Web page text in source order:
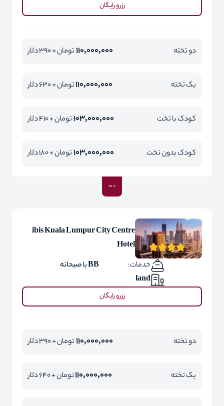
رزرو رایگان
دو تخته 110,000,000تومان + 390 دلار
یک تخته 110,000,000تومان + 630 دلار
کودک با تخت 103,000,000تومان + 410 دلار
کودک بدون تخت 103,000,000تومان + 180 دلار
ibis Kuala Lumpur City Centre
Hotel
خدمات:
BB با صبحانه
land
رزرو رایگان
دو تخته 110,000,000تومان + 390 دلار
یک تخته 110,000,000تومان + 640 دلار